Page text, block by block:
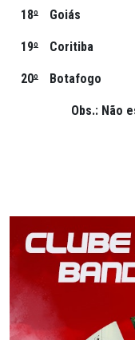
18º Goiás
19º Coritiba
20º Botafogo
Obs.: Não